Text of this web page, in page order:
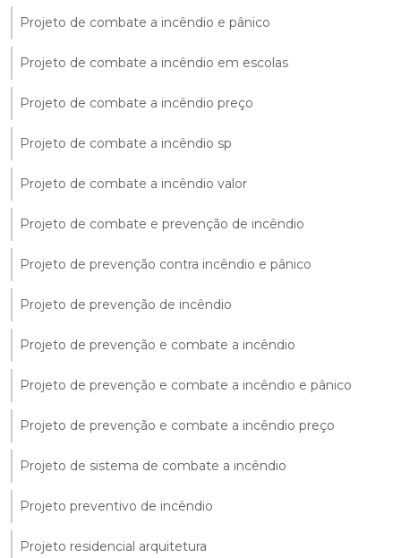
Projeto de combate a incêndio e pânico
Projeto de combate a incêndio em escolas
Projeto de combate a incêndio preço
Projeto de combate a incêndio sp
Projeto de combate a incêndio valor
Projeto de combate e prevenção de incêndio
Projeto de prevenção contra incêndio e pânico
Projeto de prevenção de incêndio
Projeto de prevenção e combate a incêndio
Projeto de prevenção e combate a incêndio e pânico
Projeto de prevenção e combate a incêndio preço
Projeto de sistema de combate a incêndio
Projeto preventivo de incêndio
Projeto residencial arquitetura